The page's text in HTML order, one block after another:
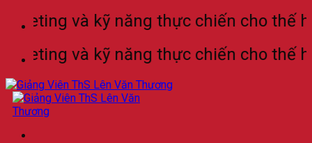
qua
dung
và kỹ năng thực chiến cho thế hệ
và kỹ năng thực chiến cho thế hệ